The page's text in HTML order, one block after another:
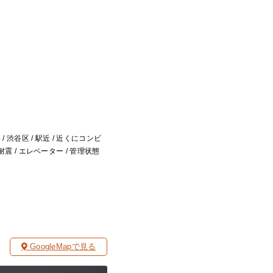
渋谷区 / 駅近 / 近くにコンビ
震 / エレベーター / 管理状態
GoogleMapで見る